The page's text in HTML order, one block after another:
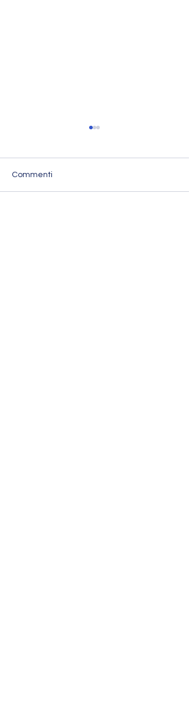
Commenti